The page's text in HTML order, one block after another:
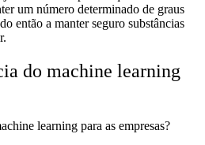
um número determinado de graus
então a manter seguro substâncias
do machine learning